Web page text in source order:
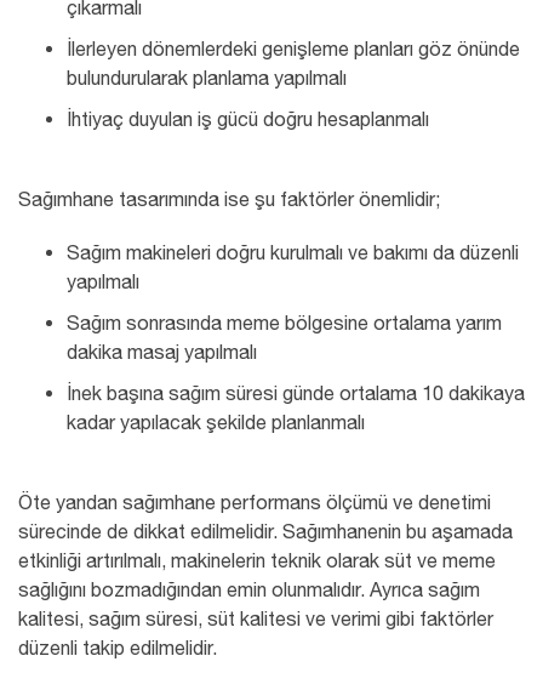
çıkarmalı
İlerleyen dönemlerdeki genişleme planları göz önünde
bulundurularak planlama yapılmalı
İhtiyaç duyulan iş gücü doğru hesaplanmalı
Sağımhane tasarımında ise şu faktörler önemlidir;
Sağım makineleri doğru kurulmalı ve bakımı da düzenli
yapılmalı
Sağım sonrasında meme bölgesine ortalama yarım
dakika masaj yapılmalı
İnek başına sağım süresi günde ortalama 10 dakikaya
kadar yapılacak şekilde planlanmalı
Öte yandan sağımhane performans ölçümü ve denetimi
sürecinde de dikkat edilmelidir. Sağımhanenin bu aşamada
etkinliği artırılmalı, makinelerin teknik olarak süt ve meme
sağlığını bozmadığından emin olunmalıdır. Ayrıca sağım
kalitesi, sağım süresi, süt kalitesi ve verimi gibi faktörler
düzenli takip edilmelidir.